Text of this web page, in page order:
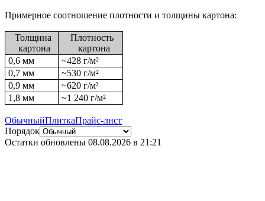
Примерное соотношение плотности и толщины картона:
Толщина
картона
Плотность
картона
0,6 мм
~428 г/м²
0,7 мм
~530 г/м²
0,9 мм
~620 г/м²
1,8 мм
~1 240 г/м²
ОбычныйПлиткаПрайс-лист
Порядок
Остатки обновлены 08.08.2026 в 21:21